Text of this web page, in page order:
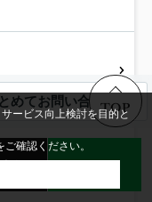
めてお問い合わせ
わせ LINE
TOP
ービス向上検討を目的と
ご確認ください。